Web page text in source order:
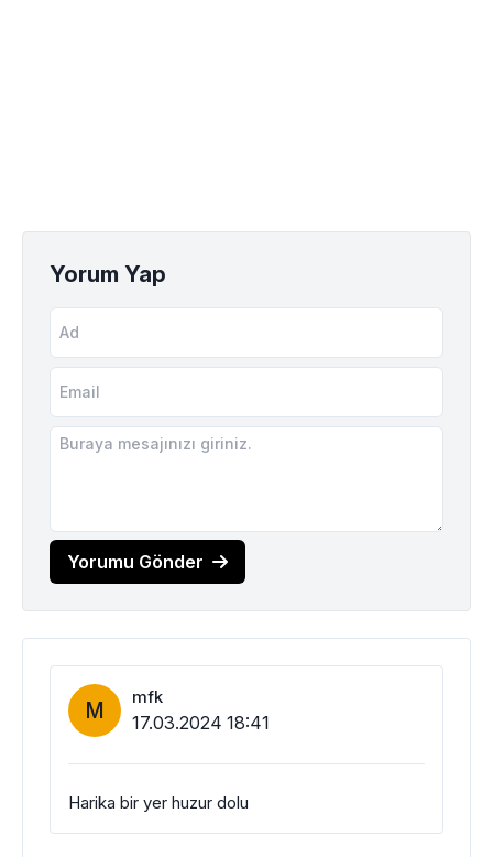
Yorum Yap
Yorumu Gönder
M mfk
17.03.2024 18:41
Harika bir yer huzur dolu